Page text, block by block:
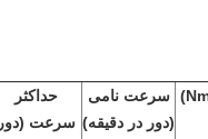
سرعت نامی
(دور در دقیقه)
حداکثر
سرعت (دور